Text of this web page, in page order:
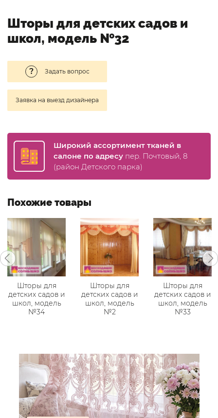
Шторы для детских садов и
школ, модель №32
Задать вопрос
Заявка на выезд дизайнера
Широкий ассортимент тканей в
салоне по адресу пер. Почтовый, 8
(район Детского парка)
Похожие товары
Шторы для
детских садов и
школ, модель
№34
Шторы для
детских садов и
школ, модель
№2
Шторы для
детских садов и
школ, модель
№33